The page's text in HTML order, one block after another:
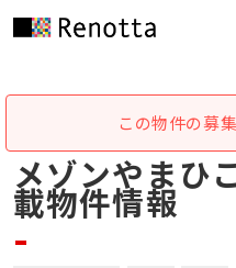
この物件の募
メゾンやまひ
載物件情報
-